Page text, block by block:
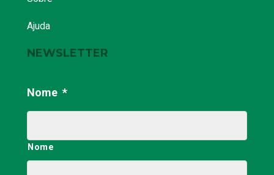
Ajuda
NEWSLETTER
Nome *
Nome